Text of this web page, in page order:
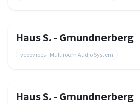
Haus S. - Gmundnerberg
veoovibes - Multiroom Audio System
Haus S. - Gmundnerberg